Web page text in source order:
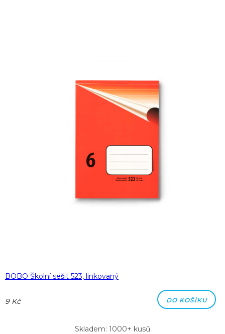
BOBO Školní sešit 523, linkovaný
9 Kč DO KOŠÍKU
Skladem: 1000+ kusů